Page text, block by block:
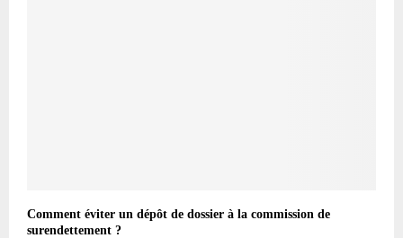
Comment éviter un dépôt de dossier à la commission de
surendettement ?